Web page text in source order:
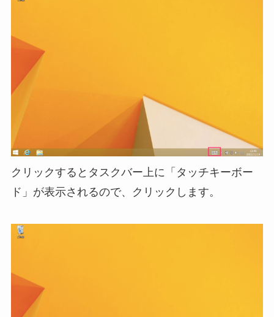
クリックするとタスクバー上に「タッチキーボー
ド」が表示されるので、クリックします。